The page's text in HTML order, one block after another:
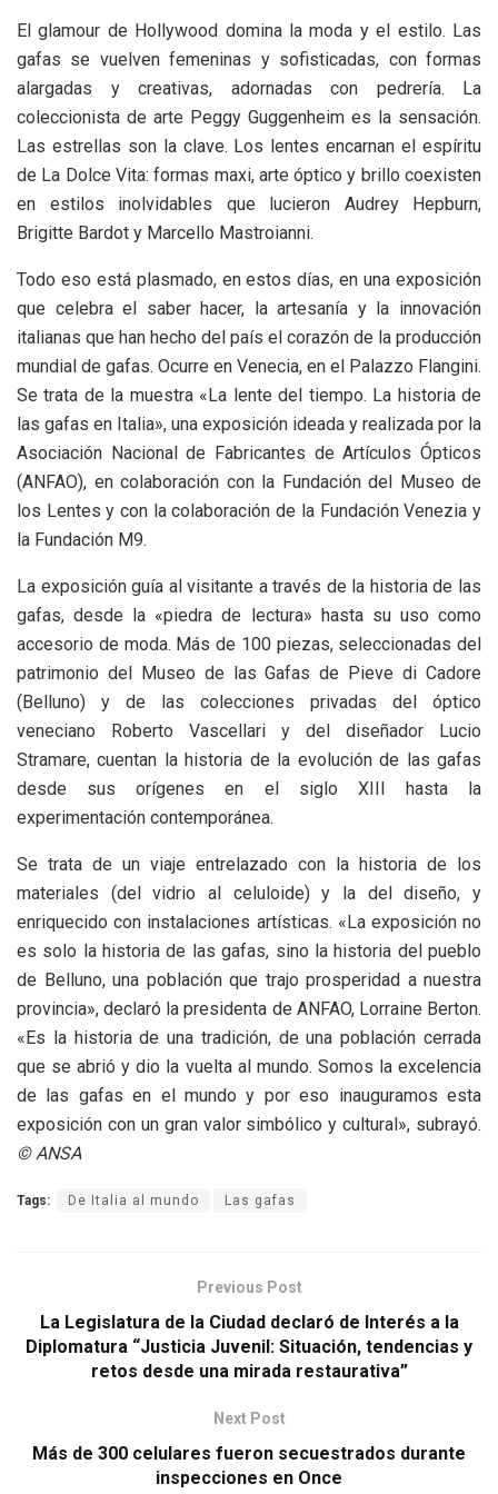
El glamour de Hollywood domina la moda y el estilo. Las
gafas se vuelven femeninas y sofisticadas, con formas
alargadas y creativas, adornadas con pedrería. La
coleccionista de arte Peggy Guggenheim es la sensación.
Las estrellas son la clave. Los lentes encarnan el espíritu
de La Dolce Vita: formas maxi, arte óptico y brillo coexisten
en estilos inolvidables que lucieron Audrey Hepburn,
Brigitte Bardot y Marcello Mastroianni.
Todo eso está plasmado, en estos días, en una exposición
que celebra el saber hacer, la artesanía y la innovación
italianas que han hecho del país el corazón de la producción
mundial de gafas. Ocurre en Venecia, en el Palazzo Flangini.
Se trata de la muestra «La lente del tiempo. La historia de
las gafas en Italia», una exposición ideada y realizada por la
Asociación Nacional de Fabricantes de Artículos Ópticos
(ANFAO), en colaboración con la Fundación del Museo de
los Lentes y con la colaboración de la Fundación Venezia y
la Fundación M9.
La exposición guía al visitante a través de la historia de las
gafas, desde la «piedra de lectura» hasta su uso como
accesorio de moda. Más de 100 piezas, seleccionadas del
patrimonio del Museo de las Gafas de Pieve di Cadore
(Belluno) y de las colecciones privadas del óptico
veneciano Roberto Vascellari y del diseñador Lucio
Stramare, cuentan la historia de la evolución de las gafas
desde sus orígenes en el siglo XIII hasta la
experimentación contemporánea.
Se trata de un viaje entrelazado con la historia de los
materiales (del vidrio al celuloide) y la del diseño, y
enriquecido con instalaciones artísticas. «La exposición no
es solo la historia de las gafas, sino la historia del pueblo
de Belluno, una población que trajo prosperidad a nuestra
provincia», declaró la presidenta de ANFAO, Lorraine Berton.
«Es la historia de una tradición, de una población cerrada
que se abrió y dio la vuelta al mundo. Somos la excelencia
de las gafas en el mundo y por eso inauguramos esta
exposición con un gran valor simbólico y cultural», subrayó.
© ANSA
Tags: De Italia al mundo Las gafas
Previous Post
La Legislatura de la Ciudad declaró de Interés a la
Diplomatura “Justicia Juvenil: Situación, tendencias y
retos desde una mirada restaurativa”
Next Post
Más de 300 celulares fueron secuestrados durante
inspecciones en Once